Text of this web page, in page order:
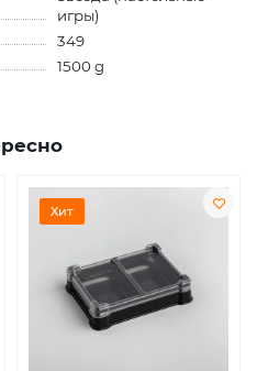
игры)
349
1500 g
Хит